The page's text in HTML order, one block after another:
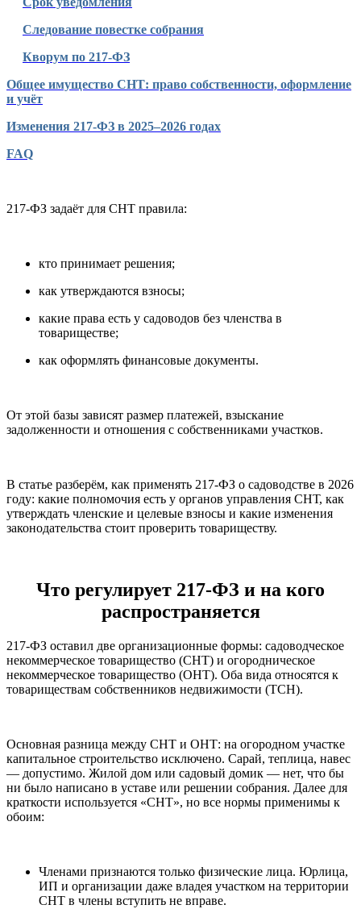
Следование повестке собрания
Кворум по 217-ФЗ
Общее имущество СНТ: право собственности, оформление
и учёт
Изменения 217-ФЗ в 2025–2026 годах
FAQ
217-ФЗ задаёт для СНТ правила:
кто принимает решения;
как утверждаются взносы;
какие права есть у садоводов без членства в
товариществе;
как оформлять финансовые документы.
От этой базы зависят размер платежей, взыскание
задолженности и отношения с собственниками участков.
В статье разберём, как применять 217-ФЗ о садоводстве в 2026
году: какие полномочия есть у органов управления СНТ, как
утверждать членские и целевые взносы и какие изменения
законодательства стоит проверить товариществу.
Что регулирует 217-ФЗ и на кого
распространяется
217-ФЗ оставил две организационные формы: садоводческое
некоммерческое товарищество (СНТ) и огородническое
некоммерческое товарищество (ОНТ). Оба вида относятся к
товариществам собственников недвижимости (ТСН).
Основная разница между СНТ и ОНТ: на огородном участке
капитальное строительство исключено. Сарай, теплица, навес
— допустимо. Жилой дом или садовый домик — нет, что бы
ни было написано в уставе или решении собрания. Далее для
краткости используется «СНТ», но все нормы применимы к
обоим:
Членами признаются только физические лица. Юрлица,
ИП и организации даже владея участком на территории
СНТ в члены вступить не вправе.